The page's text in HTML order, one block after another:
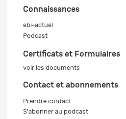
Connaissances
ebi-actuel
Podcast
Certificats et Formulaires
voir les documents
Contact et abonnements
Prendre contact
S'abonner au podcast